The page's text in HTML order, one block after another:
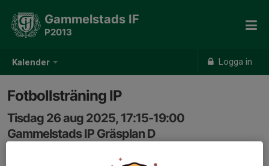
Kalender Logga in
Gammelstads IF
P2013
Fotbollsträning IP
Tisdag 26 aug 2025, 17:15-19:00
Gammelstads IP Gräsplan D